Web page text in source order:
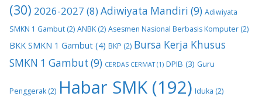
(30) 2026-2027 (8) Adiwiyata Mandiri (9) Adiwiyata
SMKN 1 Gambut (2) ANBK (2) Asesmen Nasional Berbasis Komputer (2)
BKK SMKN 1 Gambut (4) BKP (2) Bursa Kerja Khusus
SMKN 1 Gambut (9) CERDAS CERMAT(1) DPIB (3) Guru
Penggerak (2) Habar SMK (192) Iduka (2)